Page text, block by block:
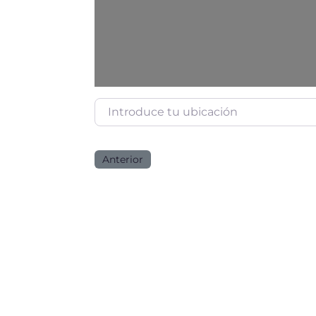
Introduce tu ubicación
Anterior